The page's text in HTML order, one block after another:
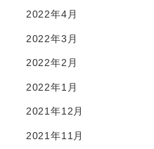
2022年4月
2022年3月
2022年2月
2022年1月
2021年12月
2021年11月